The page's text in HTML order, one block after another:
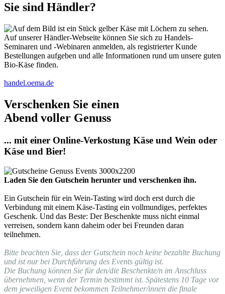
Sie sind Händler?
Auf unserer Händler-Webseite können Sie sich zu Handels-
Seminaren und -Webinaren anmelden, als registrierter Kunde
Bestellungen aufgeben und alle Informationen rund um unsere guten
Bio-Käse finden.
handel.oema.de
Verschenken Sie einen
Abend voller Genuss
... mit einer Online-Verkostung Käse und Wein oder
Käse und Bier!
Laden Sie den Gutschein herunter und verschenken ihn.
Ein Gutschein für ein Wein-Tasting wird doch erst durch die
Verbindung mit einem Käse-Tasting ein vollmundiges, perfektes
Geschenk. Und das Beste: Der Beschenkte muss nicht einmal
verreisen, sondern kann daheim oder bei Freunden daran
teilnehmen.
Bitte beachten Sie, dass der Gutschein noch keine bezahlte Buchung
und ist nur bei Durchführung des Events gültig ist.
Die Buchung können Sie für den/die Beschenkte/n im Anschluss
übernehmen, wenn der Termin bestimmt ist. Spätestens 10 Tage vor
dem jeweiligen Event bekommen Teilnehmer/innen die finale